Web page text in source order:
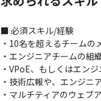
■ 必須スキル/経験
・10名を超えるチーム
・エンジニアチームの組
・VPoE、もしくはエン
・技術広報や、エンジニ
・マルチティアのウェブ